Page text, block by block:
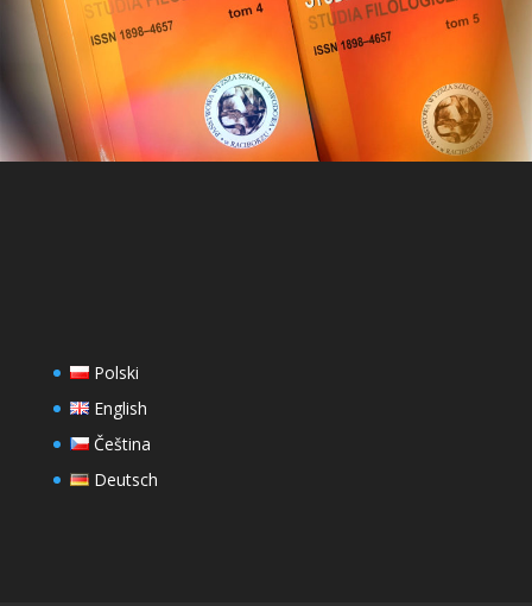
Polski
English
Čeština
Deutsch